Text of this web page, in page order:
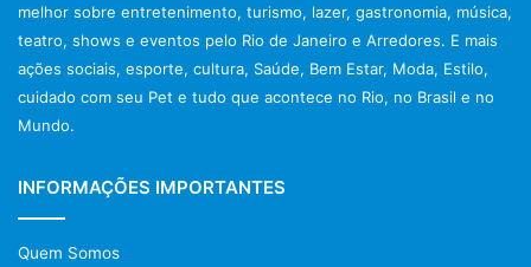
melhor sobre entretenimento, turismo, lazer, gastronomia, música,
teatro, shows e eventos pelo Rio de Janeiro e Arredores. E mais
ações sociais, esporte, cultura, Saúde, Bem Estar, Moda, Estilo,
cuidado com seu Pet e tudo que acontece no Rio, no Brasil e no
Mundo.
INFORMAÇÕES IMPORTANTES
Quem Somos